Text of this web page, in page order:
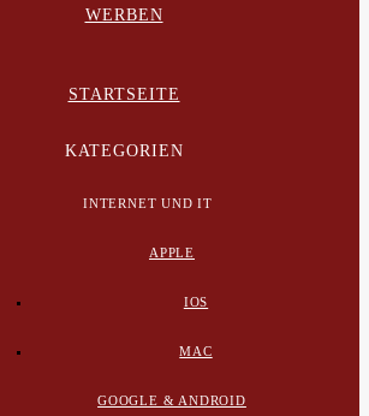
WERBEN
STARTSEITE
KATEGORIEN
INTERNET UND IT
APPLE
IOS
MAC
GOOGLE & ANDROID